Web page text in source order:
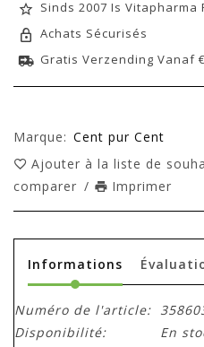
Sinds 2007 Is Vitapharma
Achats Sécurisés
Gratis Verzending Vanaf
Marque: Cent pur Cent
Ajouter à la liste de
comparer / Imprimer
Informations
Numéro de l'article:
Disponibilité:
En